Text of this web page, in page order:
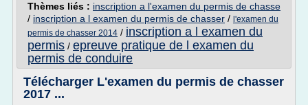
Thèmes liés : inscription a l'examen du permis de chasse
/ inscription a l examen du permis de chasser / l'examen du
permis de chasser 2014 / inscription a l examen du
permis / epreuve pratique de l examen du
permis de conduire
Télécharger L'examen du permis de chasser
2017 ...